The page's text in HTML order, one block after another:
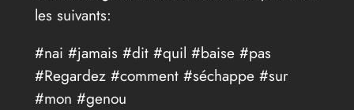
les suivants:
#nai #jamais #dit #quil #baise #pas
#Regardez #comment #séchappe #sur
#mon #genou